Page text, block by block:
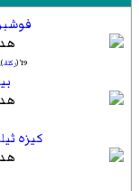
19' ( ركلة.)
كيزه